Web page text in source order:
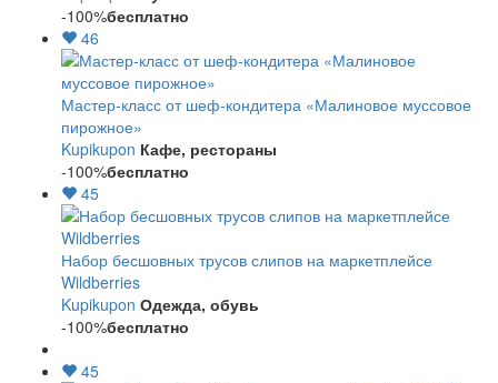
-100%бесплатно
46
Мастер-класс от шеф-кондитера «Малиновое муссовое
пирожное»
Kupikupon Кафе, рестораны
-100%бесплатно
45
Набор бесшовных трусов слипов на маркетплейсе
Wildberries
Kupikupon Одежда, обувь
-100%бесплатно
45